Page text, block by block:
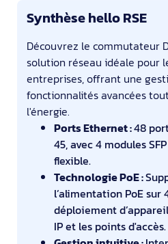
Synthèse hello RSE
Découvrez le commutateur
solution réseau idéale pour
entreprises, offrant une
fonctionnalités avancées
l'énergie.
Ports Ethernet :48
45, avec 4 modules
flexible.
Technologie PoE :
l’alimentation PoE
déploiement
IP et les points d'accès.